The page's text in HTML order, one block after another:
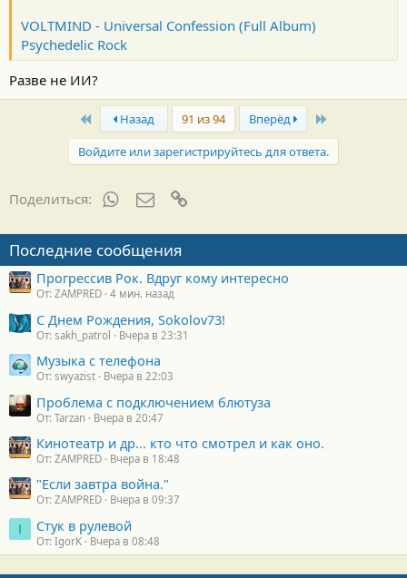
VOLTMIND - Universal Confession (Full Album)
Psychedelic Rock
Разве не ИИ?
First Назад 91 из 94 Вперёд
Войдите или зарегистрируйтесь для ответа.
Поделиться: WhatsAppЭлектронная почта
Последние сообщения
Прогрессив Рок. Вдруг кому интересно
От: ZAMPRED 4 мин. назад
С Днем Рождения, Sokolov73!
От: sakh_patrol Вчера в 23:31
Музыка с телефона
От: swyazist Вчера в 22:03
Проблема с подключением блютуза
От: Tarzan Вчера в 20:47
Кинотеатр и др... кто что смотрел и как оно.
От: ZAMPRED Вчера в 18:48
"Если завтра война."
От: ZAMPRED Вчера в 09:37
I Стук в рулевой
От: IgorK Вчера в 08:48